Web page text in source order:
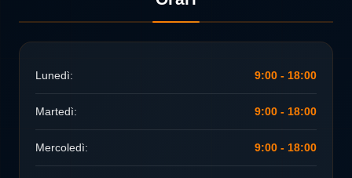
Lunedì: 9:00 - 18:00
Martedì: 9:00 - 18:00
Mercoledì: 9:00 - 18:00